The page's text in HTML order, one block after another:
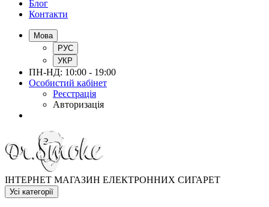
Блог
Контакти
Мова
РУС
УКР
ПН-НД: 10:00 - 19:00
Особистий кабінет
Реєстрація
Авторизація
ІНТЕРНЕТ МАГАЗИН ЕЛЕКТРОННИХ СИГАРЕТ
Усі категорії